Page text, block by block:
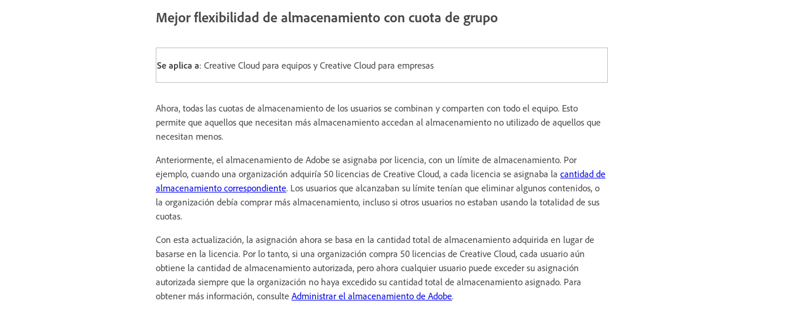
Mejor flexibilidad de almacenamiento con cuota de grupo
Se aplica a: Creative Cloud para equipos y Creative Cloud para empresas
Ahora, todas las cuotas de almacenamiento de los usuarios se combinan y comparten con todo el equipo. Esto
permite que aquellos que necesitan más almacenamiento accedan al almacenamiento no utilizado de aquellos que
necesitan menos.
Anteriormente, el almacenamiento de Adobe se asignaba por licencia, con un límite de almacenamiento. Por
ejemplo, cuando una organización adquiría 50 licencias de Creative Cloud, a cada licencia se asignaba la cantidad de
almacenamiento correspondiente. Los usuarios que alcanzaban su límite tenían que eliminar algunos contenidos, o
la organización debía comprar más almacenamiento, incluso si otros usuarios no estaban usando la totalidad de sus
cuotas.
Con esta actualización, la asignación ahora se basa en la cantidad total de almacenamiento adquirida en lugar de
basarse en la licencia. Por lo tanto, si una organización compra 50 licencias de Creative Cloud, cada usuario aún
obtiene la cantidad de almacenamiento autorizada, pero ahora cualquier usuario puede exceder su asignación
autorizada siempre que la organización no haya excedido su cantidad total de almacenamiento asignado. Para
obtener más información, consulte Administrar el almacenamiento de Adobe.